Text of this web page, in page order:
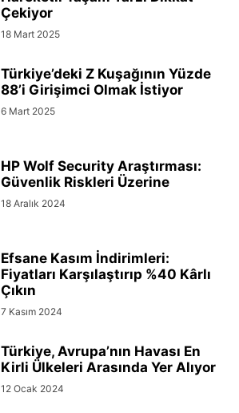
Çekiyor
18 Mart 2025
Türkiye’deki Z Kuşağının Yüzde
88’i Girişimci Olmak İstiyor
6 Mart 2025
HP Wolf Security Araştırması:
Güvenlik Riskleri Üzerine
18 Aralık 2024
Efsane Kasım İndirimleri:
Fiyatları Karşılaştırıp %40 Kârlı
Çıkın
7 Kasım 2024
Türkiye, Avrupa’nın Havası En
Kirli Ülkeleri Arasında Yer Alıyor
12 Ocak 2024